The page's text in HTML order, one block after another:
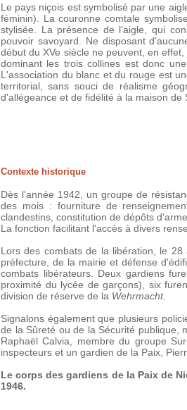
Le pays niçois est symbolisé par une
féminin). La couronne comtale
stylisée. La présence de l'aigle, qui
pouvoir savoyard. Ne disposant
début du XVe siècle ne peuvent, en
dominant les trois collines est donc
L'association du blanc et du rouge est
territorial, sans souci de réalisme
d'allégeance et de fidélité à la maison de
Contexte historique
Dès l'année 1942, un groupe de
des mois : fourniture de
clandestins, constitution de dépôts
La fonction facilitant l'accès à divers
Lors des combats de la libération, le
préfecture, de la mairie et défense
combats libérateurs. Deux gardiens
proximité du lycée de garçons), six
division de réserve de la Wehrmacht.
Signalons également que plusieurs
de la Sûreté ou de la Sécurité publique,
Raphaël Calvia, membre du groupe
inspecteurs et un gardien de la Paix,
Le corps des gardiens de la Paix de
1946.